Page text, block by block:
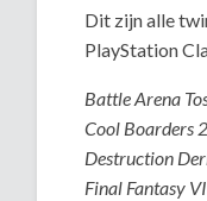
Dit zijn alle
PlayStation
Battle Arena
Cool Boarders 2
Destruction
Final Fantasy